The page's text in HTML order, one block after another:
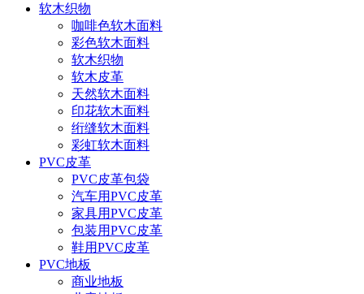
软木织物
咖啡色软木面料
彩色软木面料
软木织物
软木皮革
天然软木面料
印花软木面料
绗缝软木面料
彩虹软木面料
PVC皮革
PVC皮革包袋
汽车用PVC皮革
家具用PVC皮革
包装用PVC皮革
鞋用PVC皮革
PVC地板
商业地板